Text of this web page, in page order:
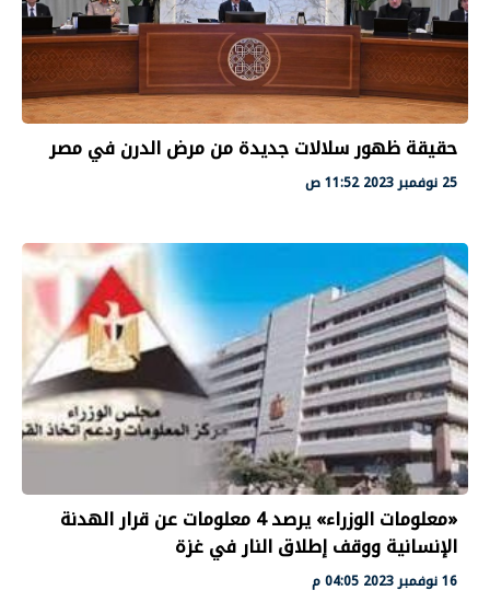
حقيقة ظهور سلالات جديدة من مرض الدرن في مصر
25 نوفمبر 2023 11:52 ص
«معلومات الوزراء» يرصد 4 معلومات عن قرار الهدنة
الإنسانية ووقف إطلاق النار في غزة
16 نوفمبر 2023 04:05 م